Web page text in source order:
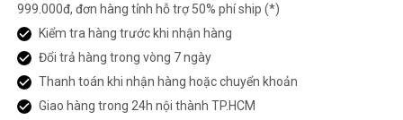
999.000đ, đơn hàng tỉnh hỗ trợ 50% phí ship (*)
Kiểm tra hàng trước khi nhận hàng
Đổi trả hàng trong vòng 7 ngày
Thanh toán khi nhận hàng hoặc chuyển khoản
Giao hàng trong 24h nội thành TP.HCM